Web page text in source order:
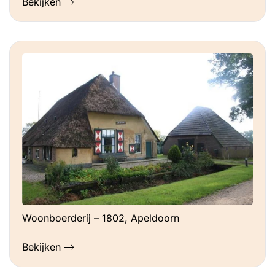
Woonboerderij – 1802, Apeldoorn
Bekijken